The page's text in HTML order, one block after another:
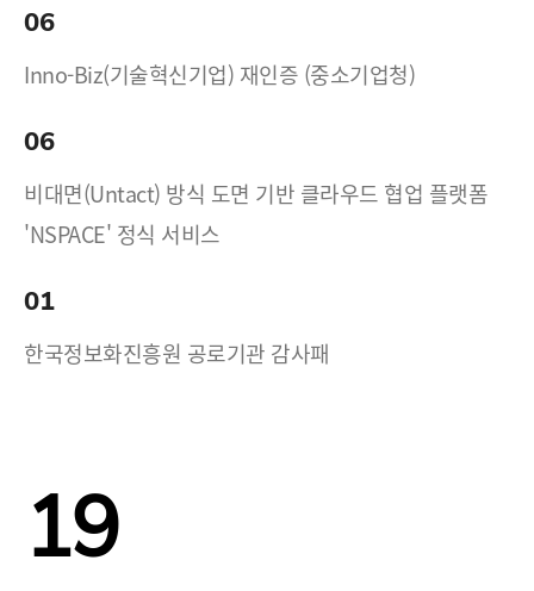
06
Inno-Biz(기술혁신기업) 재인증 (중소기업청)
06
비대면(Untact) 방식 도면 기반 클라우드 협업 플랫폼
'NSPACE' 정식 서비스
01
한국정보화진흥원 공로기관 감사패
19